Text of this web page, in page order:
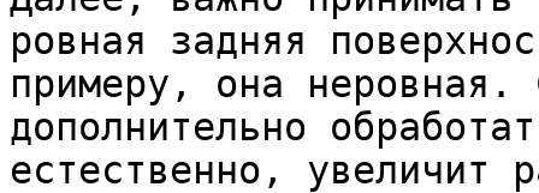
ровная задняя
примеру, она неровная.
дополнительно
естественно, увеличит